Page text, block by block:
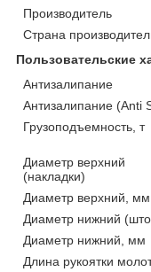
Производитель
Страна
Пользовательские
Антизалипание
Антизалипание (Anti
Грузоподъемность, т
Диаметр верхний
(накладки)
Диаметр верхний, мм
Диаметр нижний
Диаметр нижний, мм
Длина рукоятки